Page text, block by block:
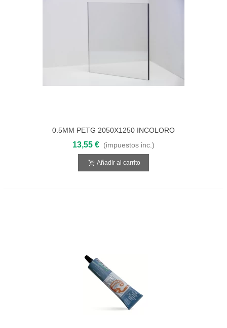
0.5MM PETG 2050X1250 INCOLORO
13,55 € (impuestos inc.)
Añadir al carrito